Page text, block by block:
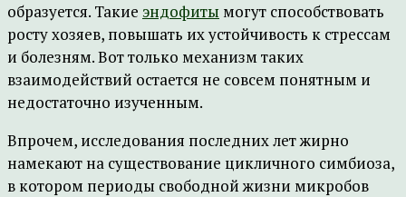
образуется. Такие эндофиты могут способствовать
росту хозяев, повышать их устойчивость к стрессам
и болезням. Вот только механизм таких
взаимодействий остается не совсем понятным и
недостаточно изученным.
Впрочем, исследования последних лет жирно
намекают на существование цикличного симбиоза,
в котором периоды свободной жизни микробов